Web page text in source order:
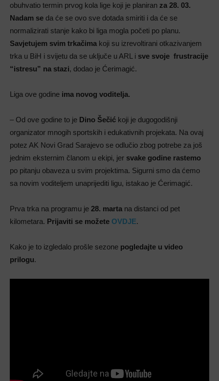
obuhvatio termin prvog kola lige koji je planiran za 28. 03.
Nadam se da će se ovo sve dotada smiriti i da će se
normalizirati stanje kako bi liga mogla početi po planu.
Savjetujem svim trkačima koji su izrevoltirani otkazivanjem
trka u BiH i svijetu da se uključe u ARL i sve svoje frustracije
“istresu” na stazi, dodao je Ćerimagić.
Liga ove godine ima novog voditelja.
– Od ove godine to je Dino Šečić koji je dugogodišnji
organizator mnogih sportskih i edukativnih projekata. Na ovaj
potez AK Novi Grad Sarajevo se odlučio zbog potrebe za još
jednim eksternim članom u ekipi, jer svake godine rastemo
po pitanju obaveza u svim projektima. Sigurni smo da ćemo
sa novim voditeljem unaprijediti ligu, istakao je Ćerimagić.
Prva trka na programu je 28. marta na distanci od pet
kilometara. Prijaviti se možete OVDJE.
Kako je to izgledalo prošle sezone pogledajte u video
prilogu.